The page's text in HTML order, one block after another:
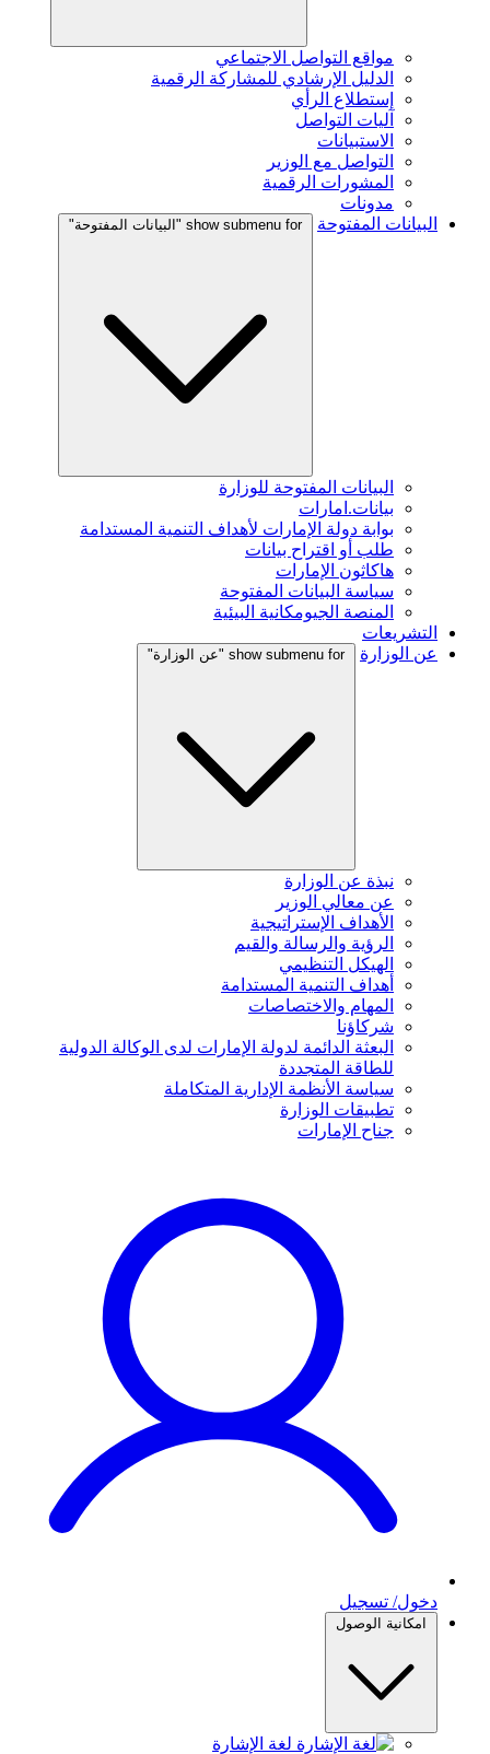
مواقع التواصل الاجتماعي
الدليل الإرشادي للمشاركة الرقمية
إستطلاع الرأي
آليات التواصل
الاستبيانات
التواصل مع الوزير
المشورات الرقمية
مدونات
البيانات المفتوحة
show submenu for "البيانات المفتوحة"
البيانات المفتوحة للوزارة
بيانات.امارات
بوابة دولة الإمارات لأهداف التنمية المستدامة
طلب أو اقتراح بيانات
هاكاثون الإمارات
سياسة البيانات المفتوحة
المنصة الجيومكانية البيئية
التشريعات
عن الوزارة
show submenu for "عن الوزارة"
نبذة عن الوزارة
عن معالي الوزير
الأهداف الإستراتيجية
الرؤية والرسالة والقيم
الهيكل التنظيمي
أهداف التنمية المستدامة
المهام والاختصاصات
شركاؤنا
البعثة الدائمة لدولة الإمارات لدى الوكالة الدولية
للطاقة المتجددة
سياسة الأنظمة الإدارية المتكاملة
تطبيقات الوزارة
جناح الإمارات
دخول/ تسجيل
امكانية الوصول
لغة الإشارة